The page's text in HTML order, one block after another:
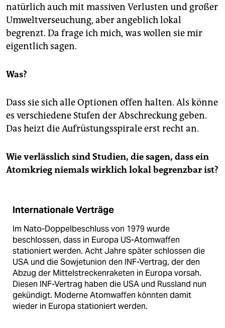
natürlich auch mit massiven Verlusten und großer
Umweltverseuchung, aber angeblich lokal
begrenzt. Da frage ich mich, was wollen sie mir
eigentlich sagen.
Was?
Dass sie sich alle Optionen offen halten. Als könne
es verschiedene Stufen der Abschreckung geben.
Das heizt die Aufrüstungsspirale erst recht an.
Wie verlässlich sind Studien, die sagen, dass ein
Atomkrieg niemals wirklich lokal begrenzbar ist?
Internationale Verträge
Im Nato-Doppelbeschluss von 1979 wurde
beschlossen, dass in Europa US-Atomwaffen
stationiert werden. Acht Jahre später schlossen die
USA und die Sowjetunion den INF-Vertrag, der den
Abzug der Mittelstreckenraketen in Europa vorsah.
Diesen INF-Vertrag haben die USA und Russland nun
gekündigt. Moderne Atomwaffen könnten damit
wieder in Europa stationiert werden.